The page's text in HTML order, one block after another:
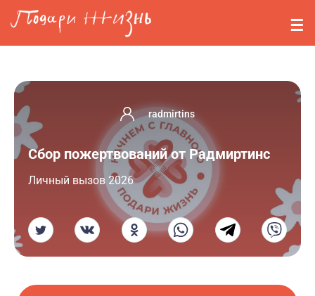
Перейти к основному содержанию
События
Вопросы
Войти
Регистрация
radmirtins
Сбор пожертвований от Радмиртинс
Личный вызов 2026